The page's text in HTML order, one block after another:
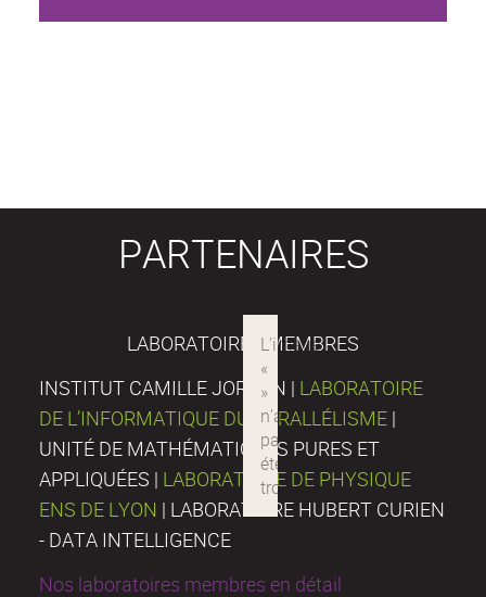
PARTENAIRES
LABORATOIRES MEMBRES
INSTITUT CAMILLE JORDAN | LABORATOIRE
DE L’INFORMATIQUE DU PARALLÉLISME |
UNITÉ DE MATHÉMATIQUES PURES ET
APPLIQUÉES | LABORATOIRE DE PHYSIQUE
ENS DE LYON | LABORATOIRE HUBERT CURIEN
- DATA INTELLIGENCE
Nos laboratoires membres en détail